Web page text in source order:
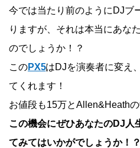
今では当たり前のようにDJブ
りますが、それは本当にあな
のでしょうか！？
このPX5はDJを演奏者に変え
てくれます！
お値段も15万とAllen&Heath
この機会にぜひあなたのDJ人
てみてはいかがでしょうか！？